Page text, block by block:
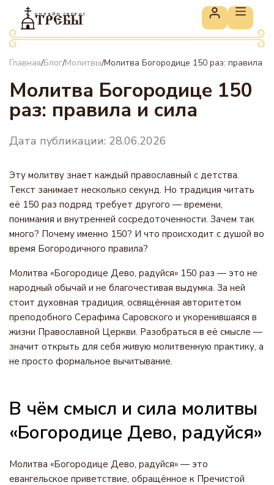
онлайн сервис
ТРЕБЫ
Главная/Блог/Молитвы/Молитва Богородице 150 раз: правила и
Молитва Богородице 150
раз: правила и сила
Дата публикации: 28.06.2026
Эту молитву знает каждый православный с детства.
Текст занимает несколько секунд. Но традиция читать
её 150 раз подряд требует другого — времени,
понимания и внутренней сосредоточенности. Зачем так
много? Почему именно 150? И что происходит с душой во
время Богородичного правила?
Молитва «Богородице Дево, радуйся» 150 раз — это не
народный обычай и не благочестивая выдумка. За ней
стоит духовная традиция, освящённая авторитетом
преподобного Серафима Саровского и укоренившаяся в
жизни Православной Церкви. Разобраться в её смысле —
значит открыть для себя живую молитвенную практику, а
не просто формальное вычитывание.
В чём смысл и сила молитвы
«Богородице Дево, радуйся»
Молитва «Богородице Дево, радуйся» — это
евангельское приветствие, обращённое к Пречистой